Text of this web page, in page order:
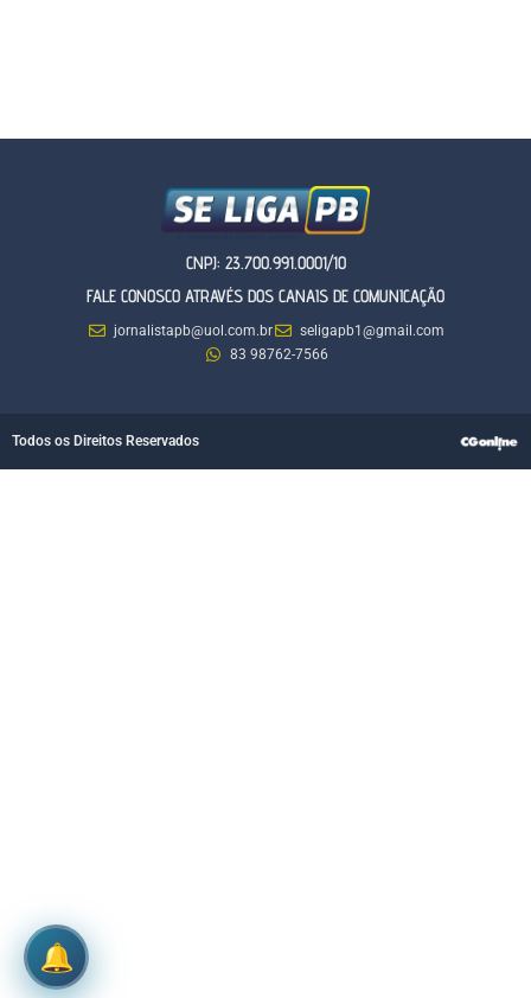
CNPJ: 23.700.991.0001/10
FALE CONOSCO ATRAVÉS DOS CANAIS DE COMUNICAÇÃO
jornalistapb@uol.com.br
seligapb1@gmail.com
83 98762-7566
Todos os Direitos Reservados